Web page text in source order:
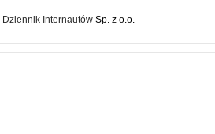
Dziennik InternautówSp. z o.o.